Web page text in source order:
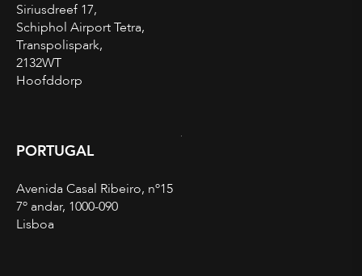
Siriusdreef 17,
Schiphol Airport Tetra,
Transpolispark,
2132WT
Hoofddorp
PORTUGAL
Avenida Casal Ribeiro, nº15
7º andar, 1000-090
Lisboa